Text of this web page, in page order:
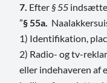
7. Efter § 55
”§ 55a.
1) Identifikation,
2) Radio- og tv-
eller indehaveren af